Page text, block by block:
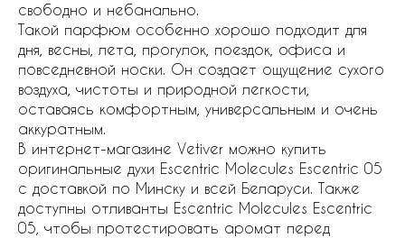
свободно и небанально.
Такой парфюм особенно хорошо подходит для
дня, весны, лета, прогулок, поездок, офиса и
повседневной носки. Он создает ощущение сухого
воздуха, чистоты и природной легкости,
оставаясь комфортным, универсальным и очень
аккуратным.
В интернет-магазине Vetiver можно купить
оригинальные духи Escentric Molecules Escentric 05
с доставкой по Минску и всей Беларуси. Также
доступны отливанты Escentric Molecules Escentric
05, чтобы протестировать аромат перед